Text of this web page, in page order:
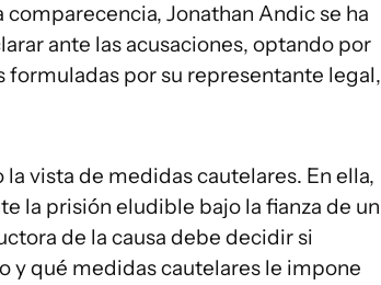
Jonathan Andic se ha
ante las acusaciones, optando por
formuladas por su representante legal,
vista de medidas cautelares. En ella,
la prisión eludible bajo la fianza de un
de la causa debe decidir si
y qué medidas cautelares le impone